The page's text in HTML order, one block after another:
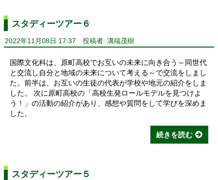
スタディーツアー６
2022年11月08日 17:37 投稿者: 溝端茂樹
国際文化科は、原町高校でお互いの未来に向き合う～同世代
と交流し自分と地域の未来について考える～で交流をしまし
た。前半は、お互いの生徒の代表が学校や地元の紹介をしま
した。 次に原町高校の「高校生発ロールモデルを見つけよ
う！」の活動の紹介があり、感想や質問をして学びを深めま
した。
続きを読む
スタディーツアー５